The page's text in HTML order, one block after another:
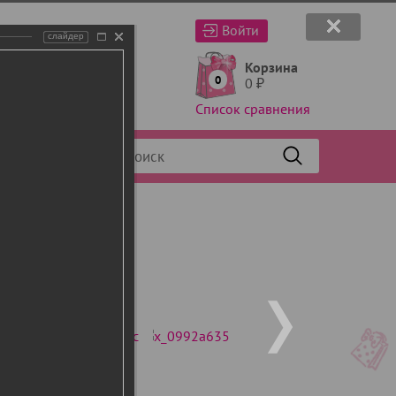
Войти
0
Корзина
0 ₽
Список сравнения
слайдер